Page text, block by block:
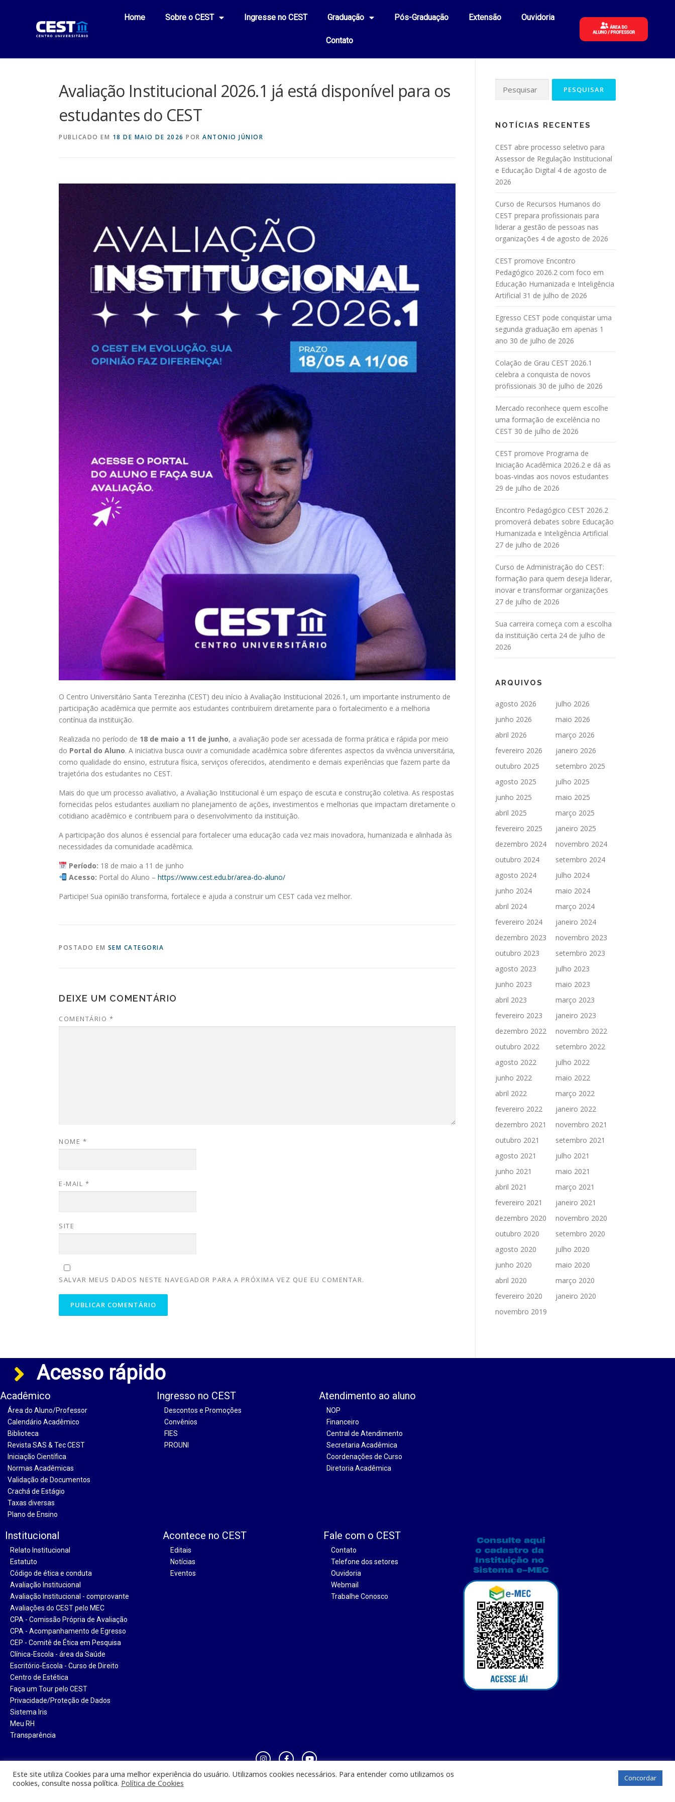
Home Sobre o CEST Ingresse no CEST Graduação Pós-Graduação Extensão Ouvidoria
Contato
Avaliação Institucional 2026.1 já está disponível para os
estudantes do CEST
PUBLICADO EM 18 DE MAIO DE 2026 POR ANTONIO JÚNIOR
O Centro Universitário Santa Terezinha (CEST) deu início à Avaliação Institucional 2026.1, um importante instrumento de
participação acadêmica que permite aos estudantes contribuírem diretamente para o fortalecimento e a melhoria
contínua da instituição.
Realizada no período de 18 de maio a 11 de junho, a avaliação pode ser acessada de forma prática e rápida por meio
do Portal do Aluno. A iniciativa busca ouvir a comunidade acadêmica sobre diferentes aspectos da vivência universitária,
como qualidade do ensino, estrutura física, serviços oferecidos, atendimento e demais experiências que fazem parte da
trajetória dos estudantes no CEST.
Mais do que um processo avaliativo, a Avaliação Institucional é um espaço de escuta e construção coletiva. As respostas
fornecidas pelos estudantes auxiliam no planejamento de ações, investimentos e melhorias que impactam diretamente o
cotidiano acadêmico e contribuem para o desenvolvimento da instituição.
A participação dos alunos é essencial para fortalecer uma educação cada vez mais inovadora, humanizada e alinhada às
necessidades da comunidade acadêmica.
Período: 18 de maio a 11 de junho
Acesso: Portal do Aluno – https://www.cest.edu.br/area-do-aluno/
Participe! Sua opinião transforma, fortalece e ajuda a construir um CEST cada vez melhor.
POSTADO EM SEM CATEGORIA
DEIXE UM COMENTÁRIO
COMENTÁRIO *
NOME *
E-MAIL *
SITE
SALVAR MEUS DADOS NESTE NAVEGADOR PARA A PRÓXIMA VEZ QUE EU COMENTAR.
NOTÍCIAS RECENTES
CEST abre processo seletivo para
Assessor de Regulação Institucional
e Educação Digital 4 de agosto de
2026
Curso de Recursos Humanos do
CEST prepara profissionais para
liderar a gestão de pessoas nas
organizações 4 de agosto de 2026
CEST promove Encontro
Pedagógico 2026.2 com foco em
Educação Humanizada e Inteligência
Artificial 31 de julho de 2026
Egresso CEST pode conquistar uma
segunda graduação em apenas 1
ano 30 de julho de 2026
Colação de Grau CEST 2026.1
celebra a conquista de novos
profissionais 30 de julho de 2026
Mercado reconhece quem escolhe
uma formação de excelência no
CEST 30 de julho de 2026
CEST promove Programa de
Iniciação Acadêmica 2026.2 e dá as
boas-vindas aos novos estudantes
29 de julho de 2026
Encontro Pedagógico CEST 2026.2
promoverá debates sobre Educação
Humanizada e Inteligência Artificial
27 de julho de 2026
Curso de Administração do CEST:
formação para quem deseja liderar,
inovar e transformar organizações
27 de julho de 2026
Sua carreira começa com a escolha
da instituição certa 24 de julho de
2026
ARQUIVOS
agosto 2026
julho 2026
junho 2026
maio 2026
abril 2026
março 2026
fevereiro 2026
janeiro 2026
outubro 2025
setembro 2025
agosto 2025
julho 2025
junho 2025
maio 2025
abril 2025
março 2025
fevereiro 2025
janeiro 2025
dezembro 2024
novembro 2024
outubro 2024
setembro 2024
agosto 2024
julho 2024
junho 2024
maio 2024
abril 2024
março 2024
fevereiro 2024
janeiro 2024
dezembro 2023
novembro 2023
outubro 2023
setembro 2023
agosto 2023
julho 2023
junho 2023
maio 2023
abril 2023
março 2023
fevereiro 2023
janeiro 2023
dezembro 2022
novembro 2022
outubro 2022
setembro 2022
agosto 2022
julho 2022
junho 2022
maio 2022
abril 2022
março 2022
fevereiro 2022
janeiro 2022
dezembro 2021
novembro 2021
outubro 2021
setembro 2021
agosto 2021
julho 2021
junho 2021
maio 2021
abril 2021
março 2021
fevereiro 2021
janeiro 2021
dezembro 2020
novembro 2020
outubro 2020
setembro 2020
agosto 2020
julho 2020
junho 2020
maio 2020
abril 2020
março 2020
fevereiro 2020
janeiro 2020
novembro 2019
Acesso rápido
Acadêmico
Área do Aluno/Professor
Calendário Acadêmico
Biblioteca
Revista SAS & Tec CEST
Iniciação Científica
Normas Acadêmicas
Validação de Documentos
Crachá de Estágio
Taxas diversas
Plano de Ensino
Ingresso no CEST
Descontos e Promoções
Convênios
FIES
PROUNI
Atendimento ao aluno
NOP
Financeiro
Central de Atendimento
Secretaria Acadêmica
Coordenações de Curso
Diretoria Acadêmica
Institucional
Relato Institucional
Estatuto
Código de ética e conduta
Avaliação Institucional
Avaliação Institucional - comprovante
Avaliações do CEST pelo MEC
CPA - Comissão Própria de Avaliação
CPA - Acompanhamento de Egresso
CEP - Comitê de Ética em Pesquisa
Clínica-Escola - área da Saúde
Escritório-Escola - Curso de Direito
Centro de Estética
Faça um Tour pelo CEST
Privacidade/Proteção de Dados
Sistema Iris
Meu RH
Transparência
Acontece no CEST
Editais
Notícias
Eventos
Fale com o CEST
Contato
Telefone dos setores
Ouvidoria
Webmail
Trabalhe Conosco
Este site utiliza Cookies para uma melhor experiência do usuário. Utilizamos cookies necessários. Para entender como utilizamos os
cookies, consulte nossa política. Política de Cookies Concordar